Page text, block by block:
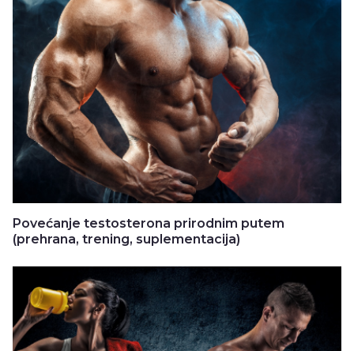
Povećanje testosterona prirodnim putem
(prehrana, trening, suplementacija)